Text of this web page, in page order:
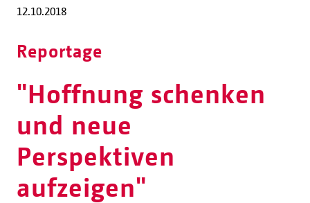
12.10.2018
Reportage
"Hoffnung schenken
und neue
Perspektiven
aufzeigen"